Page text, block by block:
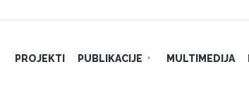
PROJEKTI PUBLIKACIJE MULTIMEDIJA